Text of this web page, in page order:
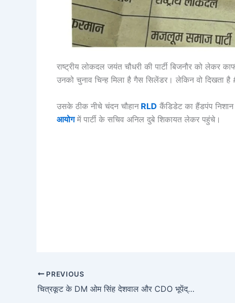
राष्ट्रीय लोकदल जयंत चौधरी की पार्टी बिजनौर को लेकर
उनको चुनाव चिन्ह मिला है गैस सिलेंडर। लेकिन वो दिखता
उसके ठीक नीचे चंदन चौहानRLD कैंडिडेट का हैंडपंप
आयोगमें पार्टी के सचिव अनिल दुबे शिकायत लेकर पहुंचे।
PREVIOUS
चित्रकूट के DM ओम सिंह देशवाल और CDO भूपेंद्र त्रिपाठी पर मुकदमा दर्ज